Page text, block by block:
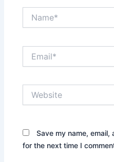
Save my name,
for the next time I